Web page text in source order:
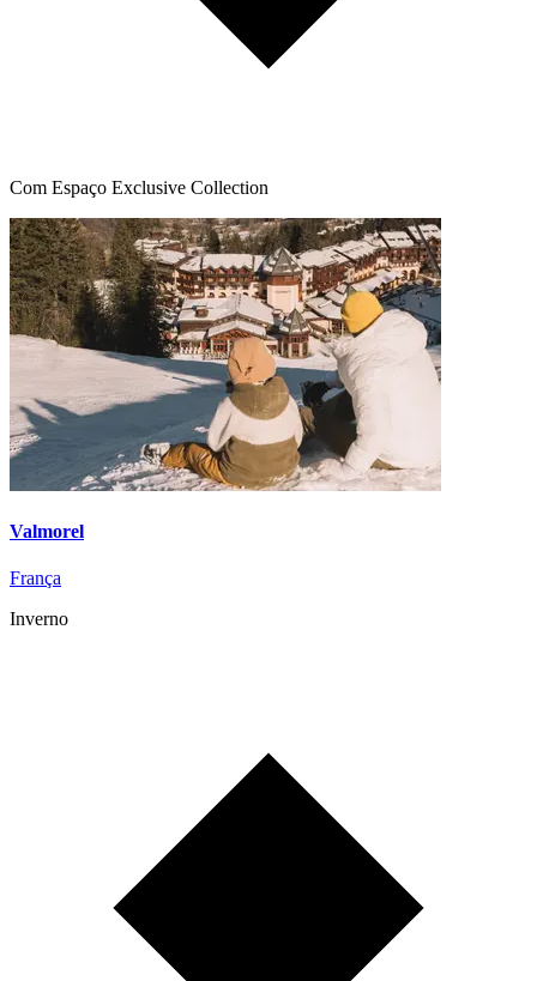
Com Espaço Exclusive Collection
Valmorel
França
Inverno